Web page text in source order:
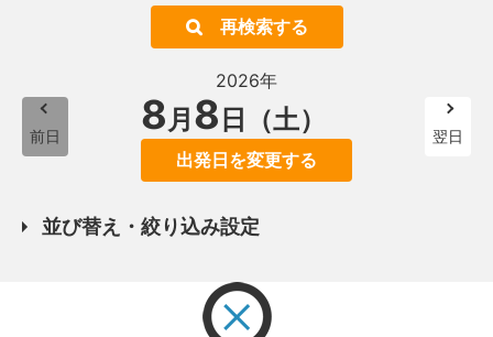
再検索する
前日
2026年
8月 8 日（土）
出発日を変更する
翌日
並び替え・絞り込み設定